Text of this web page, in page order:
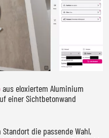
aus eloxiertem Aluminium
einer Sichtbetonwand
die passende Wahl,